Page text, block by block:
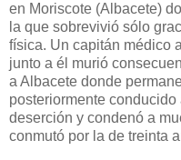
en Moriscote (Albacete)
la que sobrevivió sólo
física. Un capitán médico
junto a él murió
a Albacete donde
posteriormente
deserción y condenó a
conmutó por la de treinta